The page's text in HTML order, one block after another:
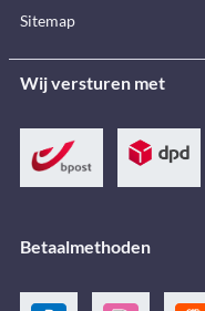
Sitemap
Wij versturen met
Betaalmethoden